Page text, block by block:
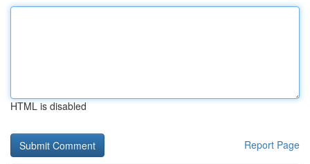
HTML is disabled
Report Page